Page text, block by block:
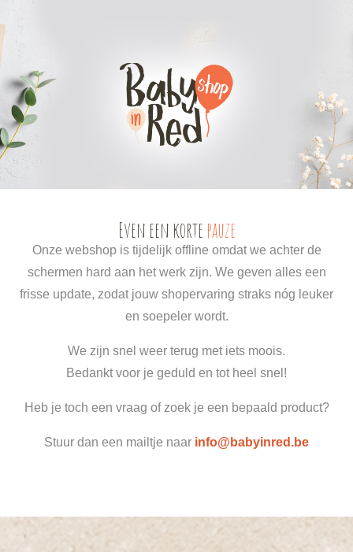
Even een korte pauze
Onze webshop is tijdelijk offline omdat we achter de
schermen hard aan het werk zijn. We geven alles een
frisse update, zodat jouw shopervaring straks nóg leuker
en soepeler wordt.
We zijn snel weer terug met iets moois.
Bedankt voor je geduld en tot heel snel!
Heb je toch een vraag of zoek je een bepaald product?
Stuur dan een mailtje naar info@babyinred.be